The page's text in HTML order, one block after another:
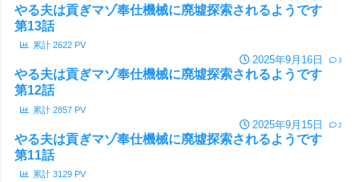
やる夫は貢ぎマゾ奉仕機械に廃墟探索されるようです
第13話
累計 2622 PV
2025年9月16日 3
やる夫は貢ぎマゾ奉仕機械に廃墟探索されるようです
第12話
累計 2857 PV
2025年9月15日 2
やる夫は貢ぎマゾ奉仕機械に廃墟探索されるようです
第11話
累計 3129 PV